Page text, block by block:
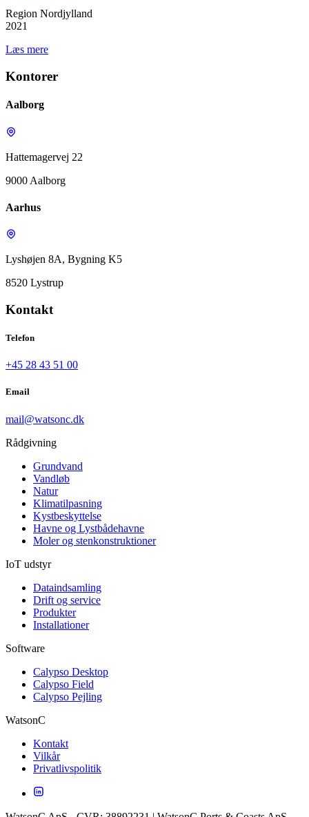
Region Nordjylland
2021
Læs mere
Kontorer
Aalborg
Hattemagervej 22
9000 Aalborg
Aarhus
Lyshøjen 8A, Bygning K5
8520 Lystrup
Kontakt
Telefon
+45 28 43 51 00
Email
mail@watsonc.dk
Rådgivning
Grundvand
Vandløb
Natur
Klimatilpasning
Kystbeskyttelse
Havne og Lystbådehavne
Moler og stenkonstruktioner
IoT udstyr
Dataindsamling
Drift og service
Produkter
Installationer
Software
Calypso Desktop
Calypso Field
Calypso Pejling
WatsonC
Kontakt
Vilkår
Privatlivspolitik